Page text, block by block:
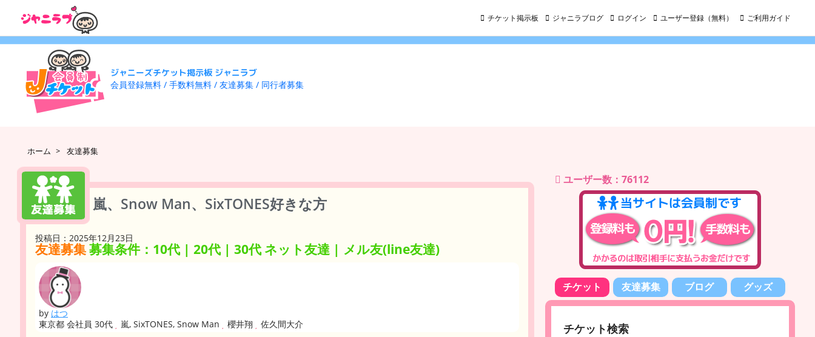
ジャニーズチケット掲示板 ジャニラブ
会員登録無料 / 手数料無料 / 友達募集 / 同行者募集
チケット掲示板 ジャニラブログ ログイン ユーザー登録（無料） ご利用ガイド
ホーム > 友達募集
嵐、Snow Man、SixTONES好きな方
投稿日：2025年12月23日
友達募集募集条件：10代 | 20代 | 30代 ネット友達 | メル友(line友達)
by はつ
東京都 会社員 30代
嵐, SixTONES, Snow Man 櫻井翔 佐久間大介
ユーザー数：76112
チケット 友達募集 ブログ グッズ
チケット検索